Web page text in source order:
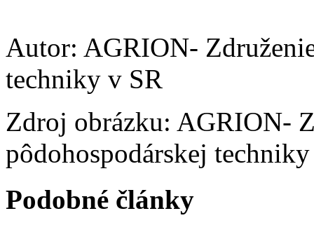
Autor: AGRION-
techniky v SR
Zdroj obrázku: AGRION-
pôdohospodárskej
Podobné články